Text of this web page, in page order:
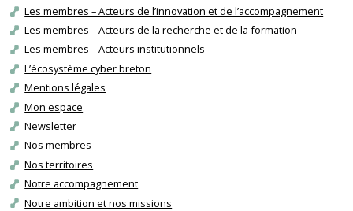
Les membres – Acteurs de l’innovation et de l’accompagnement
Les membres – Acteurs de la recherche et de la formation
Les membres – Acteurs institutionnels
L’écosystème cyber breton
Mentions légales
Mon espace
Newsletter
Nos membres
Nos territoires
Notre accompagnement
Notre ambition et nos missions